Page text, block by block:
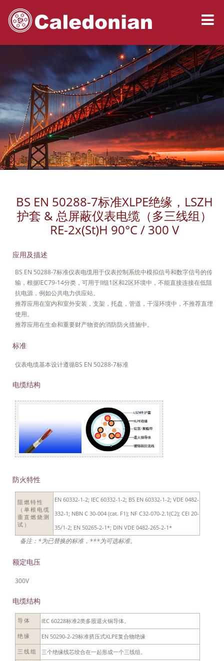
BS EN 50288-7标准XLPE绝缘，LSZH
护套 & 总屏蔽仪表电缆（多三线组）
RE-2x(St)H 90°C / 300 V
应用及描述
BS EN 50288-7标准仪表电缆用于仪表控制系统中模拟信号和数字信号的传
输，根据IEC79-14分类，可用于II组1区和2区环境中，不能直接连接在低阻
抗电源，例如公共电力供应站。
推荐应用在室内和室外安装，支架，托盘，管道，干湿环境中，不推荐直埋
使用。
推荐应用在生命和重要财产物资的消防防火措施中。
标准
仪表电缆基本设计遵循BS EN 50288-7标准
电缆结构
防火特性
阻燃特性
（单根电缆
垂直燃烧测
试）
EN 60332-1-2; IEC 60332-1-2; BS EN 60332-1-2; VDE 0482-
332-1; NBN C 30-004 (cat. F1); NF C32-070-2.1(C2); CEI 20-
35/1-2; EN 50265-2-1*; DIN VDE 0482-265-2-1*
备注：*为已替换的标准，***为可选标准。
额定电压
300V
电缆结构
导体 IEC 60228标准2类多股退火铜导体。
绝缘 EN 50290-2-29标准挤压式XLPE复合物绝缘
三线组 三个绝缘线芯绞合在一起形成一个三线组。